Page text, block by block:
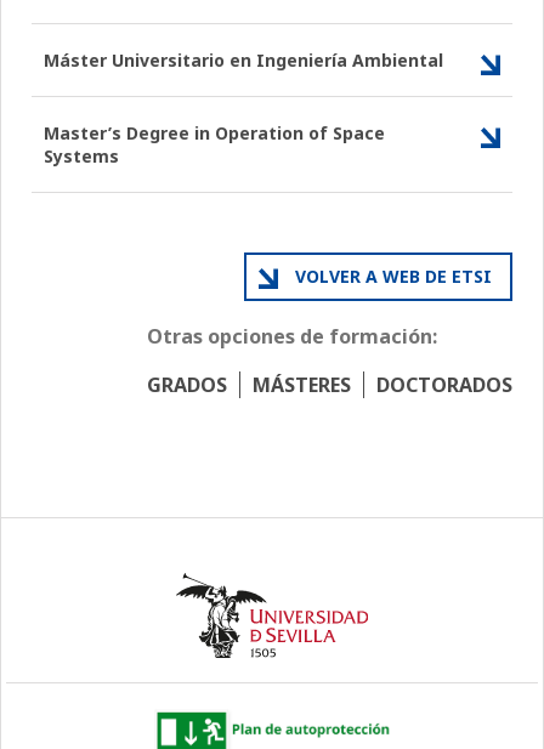
Máster Universitario en Ingeniería Ambiental
Master’s Degree in Operation of Space
Systems
VOLVER A WEB DE ETSI
Otras opciones de formación:
GRADOS
MÁSTERES DOCTORADOS